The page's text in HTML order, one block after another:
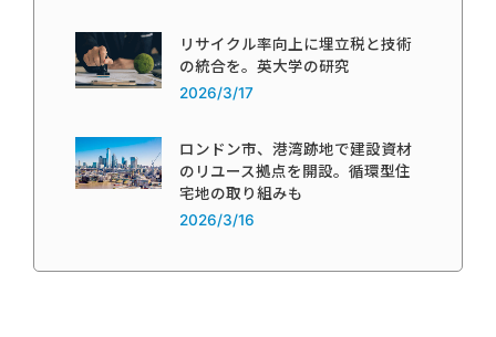
リサイクル率向上に埋立税と技術
の統合を。英大学の研究
2026/3/17
ロンドン市、港湾跡地で建設資材
のリユース拠点を開設。循環型住
宅地の取り組みも
2026/3/16